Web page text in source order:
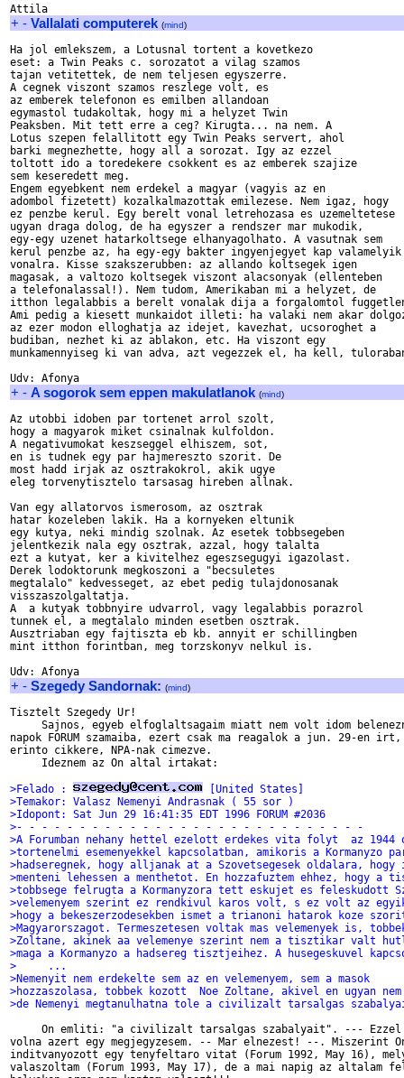
+ - Vallalati computerek (mind)
Ha jol emlekszem, a Lotusnal tortent a kovetkezo
eset: a Twin Peaks c. sorozatot a vilag szamos
tajan vetitettek, de nem teljesen egyszerre.
A cegnek viszont szamos reszlege volt, es
az emberek telefonon es emilben allandoan
egymastol tudakoltak, hogy mi a helyzet Twin
Peaksben. Mit tett erre a ceg? Kirugta... na nem. A
Lotus szepen felallitott egy Twin Peaks servert, ahol
barki megnezhette, hogy all a sorozat. Igy az ezzel
toltott ido a toredekere csokkent es az emberek szajize
sem keseredett meg.
Engem egyebkent nem erdekel a magyar (vagyis az en
adombol fizetett) kozalkalmazottak emilezese. Nem igaz, hogy
ez penzbe kerul. Egy berelt vonal letrehozasa es uzemeltetese
ugyan draga dolog, de ha egyszer a rendszer mar mukodik,
egy-egy uzenet hatarkoltsege elhanyagolhato. A vasutnak sem
kerul penzbe az, ha egy-egy bakter ingyenjegyet kap valamelyik
vonalra. Kisse szakszerubben: az allando koltsegek igen
magasak, a valtozo koltsegek viszont alacsonyak (ellenteben
a telefonalassal!). Nem tudom, Amerikaban mi a helyzet, de
itthon legalabbis a berelt vonalak dija a forgalomtol
Ami pedig a kiesett munkaidot illeti: ha valaki nem akar
az ezer modon elloghatja az idejet, kavezhat, ucsoroghet a
budiban, nezhet ki az ablakon, etc. Ha viszont egy
munkamennyiseg ki van adva, azt vegezzek el, ha kell,
+ - A sogorok sem eppen makulatlanok (mind)
Az utobbi idoben par tortenet arrol szolt,
hogy a magyarok miket csinalnak kulfoldon.
A negativumokat keszseggel elhiszem, sot,
en is tudnek egy par hajmereszto szorit. De
most hadd irjak az osztrakokrol, akik ugye
eleg torvenytisztelo tarsasag hireben allnak.
Van egy allatorvos ismerosom, az osztrak
hatar kozeleben lakik. Ha a kornyeken eltunik
egy kutya, neki mindig szolnak. Az esetek tobbsegeben
jelentkezik nala egy osztrak, azzal, hogy talalta
ezt a kutyat, ker a kivitelhez egeszsegugyi igazolast.
Derek lodoktorunk megkoszoni a "becsuletes
megtalalo" kedvesseget, az ebet pedig tulajdonosanak
visszaszolgaltatja.
A  a kutyak tobbnyire udvarrol, vagy legalabbis porazrol
tunnek el, a megtalalo minden esetben osztrak.
Ausztriaban egy fajtiszta eb kb. annyit er schillingben
mint itthon forintban, meg torzskonyv nelkul is.
+ - Szegedy Sandornak: (mind)
Tisztelt Szegedy Ur!
Sajnos, egyeb elfoglaltsagaim miatt nem volt idom
napok FORUM szamaiba, ezert csak ma reagalok a jun. 29-en irt,
erinto cikkere, NPA-nak cimezve.
     Ideznem az On altal irtakat:
>Felado :
[United States]
>Temakor: Valasz Nemenyi Andrasnak ( 55 sor )
>Idopont: Sat Jun 29 16:41:35 EDT 1996 FORUM #2036
>- - - - - - - - - - - - - - - - - - - - - - - - - - - -
>A Forumban nehany hettel ezelott erdekes vita folyt  az 1944
>tortenelmi esemenyekkel kapcsolatban, amikoris a Kormanyzo
>hadseregnek, hogy alljanak at a Szovetsegesek oldalara,
>menteni lehessen a menthetot. En hozzafuztem ehhez, hogy a
>tobbsege felrugta a Kormanyzora tett eskujet es feleskudott
>velemenyem szerint ez rendkivul karos volt, s ez volt az
>hogy a bekeszerzodesekben ismet a trianoni hatarok koze
>Magyarorszagot. Termeszetesen voltak mas velemenyek is,
>Zoltane, akinek aa velemenye szerint nem a tisztikar valt
>maga a Kormanyzo a hadsereg tisztjeihez. A husegeskuvel
>     ...
>Nemenyit nem erdekelte sem az en velemenyem, sem a masok
>hozzaszolasa, tobbek kozott  Noe Zoltane, akivel en ugyan
>de Nemenyi megtanulhatna tole a civilizalt tarsalgas
On emliti: "a civilizalt tarsalgas szabalyait". ---
volna azert egy megjegyzesem. -- Mar elnezest! --. Miszerint
inditvanyozott egy tenyfeltaro vitat (Forum 1992, May 16),
valaszoltam (Forum 1993, May 17), de a mai napig az altalam